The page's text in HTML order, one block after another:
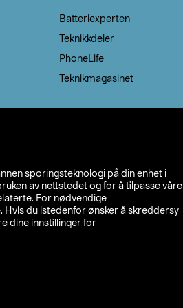
sporingsteknologi på din enhet i
av nettstedet og for å tilpasse våre
For nødvendige
Hvis du istedenfor ønsker å skreddersy
dine innstillinger for
Batteriexperten
Teknikkdeler
PhoneLife
Teknikmagasinet